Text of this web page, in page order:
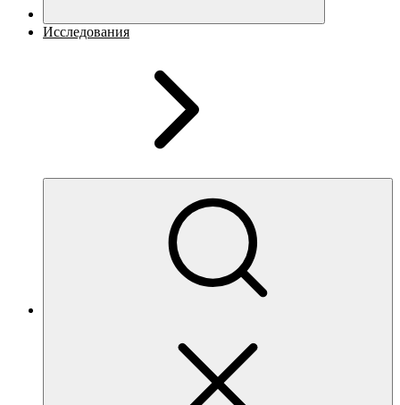
Исследования